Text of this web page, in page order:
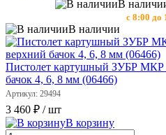
В
с 8:00 до
В наличии
Пистолет картушный ЗУБР МКР
бачок 4, 6, 8 мм (06466)
Артикул: 29494
3 460 ₽ / шт
В корзину